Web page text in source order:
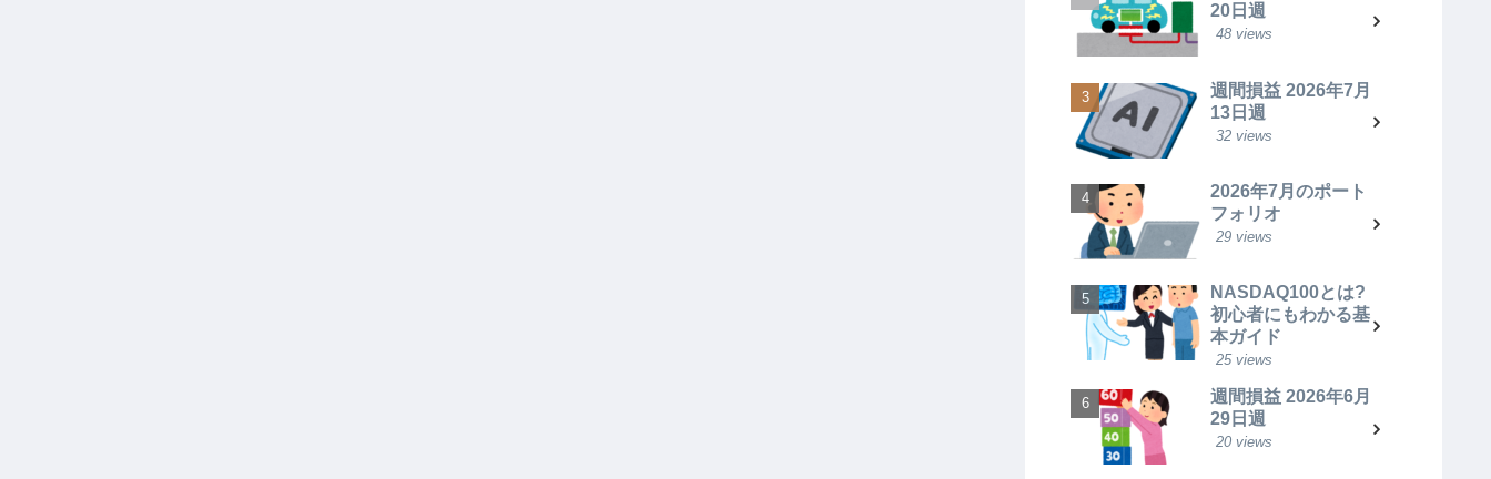
20日週
48 views
週間損益 2026年7月
13日週
32 views
2026年7月のポート
フォリオ
29 views
NASDAQ100とは?
初心者にもわかる基
本ガイド
25 views
週間損益 2026年6月
29日週
20 views